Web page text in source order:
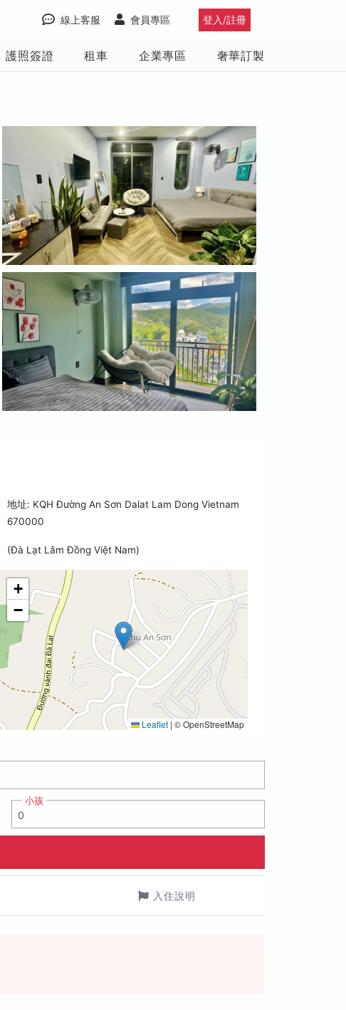
登入/註冊
會員專區
線上客服
護照簽證 租車 企業專區 奢華訂製
地址: KQH Đường An Sơn Dalat Lam Dong Vietnam
670000
(Đà Lạt Lâm Ðồng Việt Nam)
+
−
Leaflet | © OpenStreetMap
小孩
入住說明